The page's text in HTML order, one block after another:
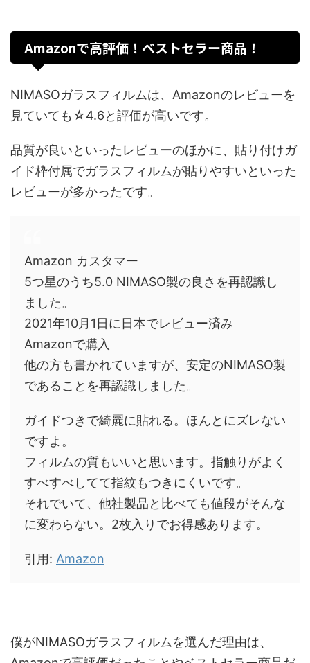
Amazonで高評価！ベストセラー商品！
NIMASOガラスフィルムは、Amazonのレビューを
見ていても☆4.6と評価が高いです。
品質が良いといったレビューのほかに、貼り付けガ
イド枠付属でガラスフィルムが貼りやすいといった
レビューが多かったです。
Amazon カスタマー
5つ星のうち5.0 NIMASO製の良さを再認識し
ました。
2021年10月1日に日本でレビュー済み
Amazonで購入
他の方も書かれていますが、安定のNIMASO製
であることを再認識しました。
ガイドつきで綺麗に貼れる。ほんとにズレない
ですよ。
フィルムの質もいいと思います。指触りがよく
すべすべしてて指紋もつきにくいです。
それでいて、他社製品と比べても値段がそんな
に変わらない。2枚入りでお得感あります。
引用: Amazon
僕がNIMASOガラスフィルムを選んだ理由は、